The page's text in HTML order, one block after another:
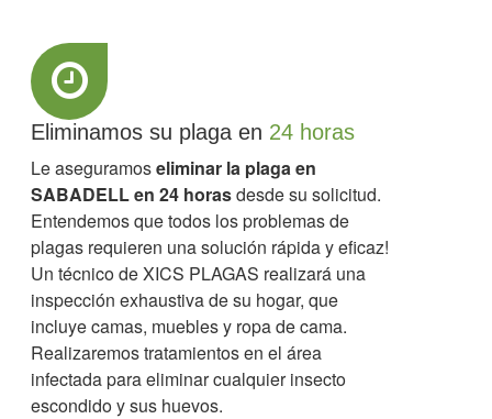
Eliminamos su plaga en 24 horas
Le aseguramoseliminar la plaga en
SABADELL en 24 horasdesde su solicitud.
Entendemos que todos los problemas de
plagas requieren una solución rápida y eficaz!
Un técnico de XICS PLAGAS realizará una
inspección exhaustiva de su hogar, que
incluye camas, muebles y ropa de cama.
Realizaremos tratamientos en el área
infectada para eliminar cualquier insecto
escondido y sus huevos.